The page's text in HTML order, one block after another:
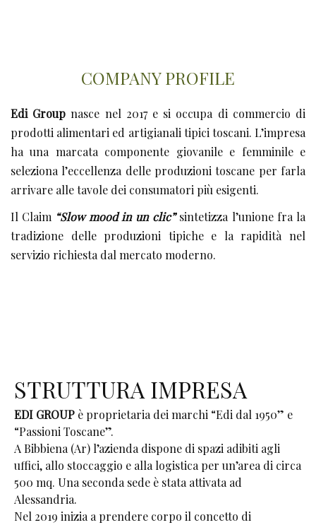
COMPANY PROFILE
Edi Groupnasce nel 2017 e si occupa di commercio di
prodotti alimentari ed artigianali tipici toscani. L’impresa
ha una marcata componente giovanile e femminile e
seleziona l’eccellenza delle produzioni toscane per farla
arrivare alle tavole dei consumatori più esigenti.
Il Claim “Slow mood in un clic”sintetizza l’unione fra la
tradizione delle produzioni tipiche e la rapidità nel
servizio richiesta dal mercato moderno.
STRUTTURA IMPRESA
EDI GROUP è proprietaria dei marchi “Edi dal 1950” e
“Passioni Toscane”.
A Bibbiena (Ar) l’azienda dispone di spazi adibiti agli
uffici, allo stoccaggio e alla logistica per un’area di circa
500 mq. Una seconda sede è stata attivata ad
Alessandria.
Nel 2019 inizia a prendere corpo il concetto di